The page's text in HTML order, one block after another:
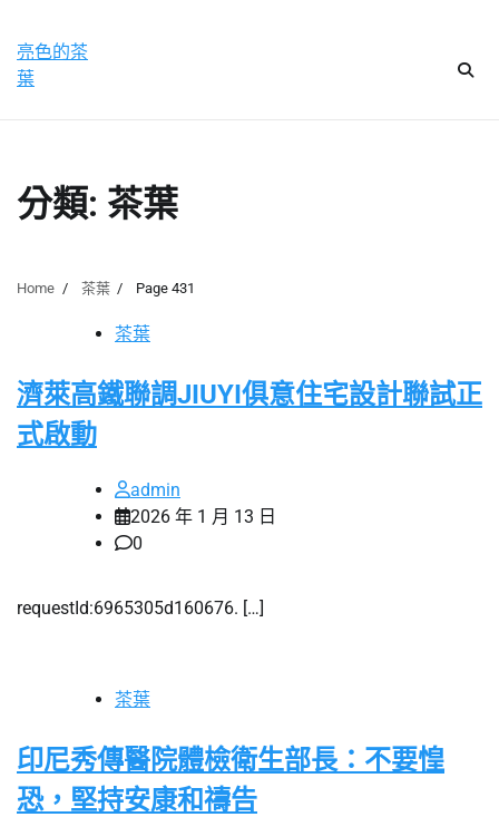
content
亮色的茶
葉
分類: 茶葉
Home 茶葉 Page 431
茶葉
濟萊高鐵聯調JIUYI俱意住宅設計聯試正
式啟動
admin
2026 年 1 月 13 日
0
requestId:6965305d160676. […]
茶葉
印尼秀傳醫院體檢衛生部長：不要惶
恐，堅持安康和禱告